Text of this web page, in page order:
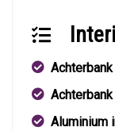
Aluminium